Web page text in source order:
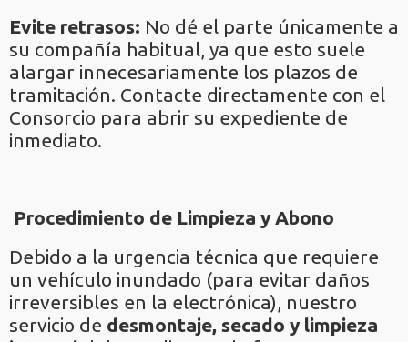
Evite retrasos: No dé el parte únicamente a
su compañía habitual, ya que esto suele
alargar innecesariamente los plazos de
tramitación. Contacte directamente con el
Consorcio para abrir su expediente de
inmediato.
Procedimiento de Limpieza y Abono
Debido a la urgencia técnica que requiere
un vehículo inundado (para evitar daños
irreversibles en la electrónica), nuestro
servicio de desmontaje, secado y limpieza